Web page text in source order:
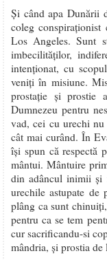
Și când apa Dunării
coleg
Los Angeles. Sunt
imbecilităților,
intenționat, cu
veniți în misiune.
prostație și prostie
Dumnezeu pentru
vad, cei cu urechi nu
cât mai curând. În
își spun că respectă
mântui. Mântuire
din adâncul inimii și
urechile astupate
plâng ca sunt
pentru ca se tem
cur sacrificandu-si
mândria, și prostia